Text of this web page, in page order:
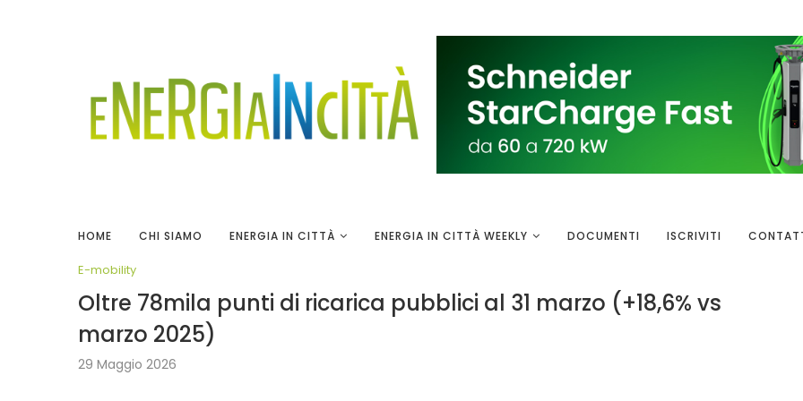
HOME CHI SIAMO ENERGIA IN CITTÀ ENERGIA IN CITTÀ WEEKLY DOCUMENTI ISCRIVITI
E-mobility
Oltre 78mila punti di ricarica pubblici al 31 marzo (+18,6% vs
marzo 2025)
29 Maggio 2026